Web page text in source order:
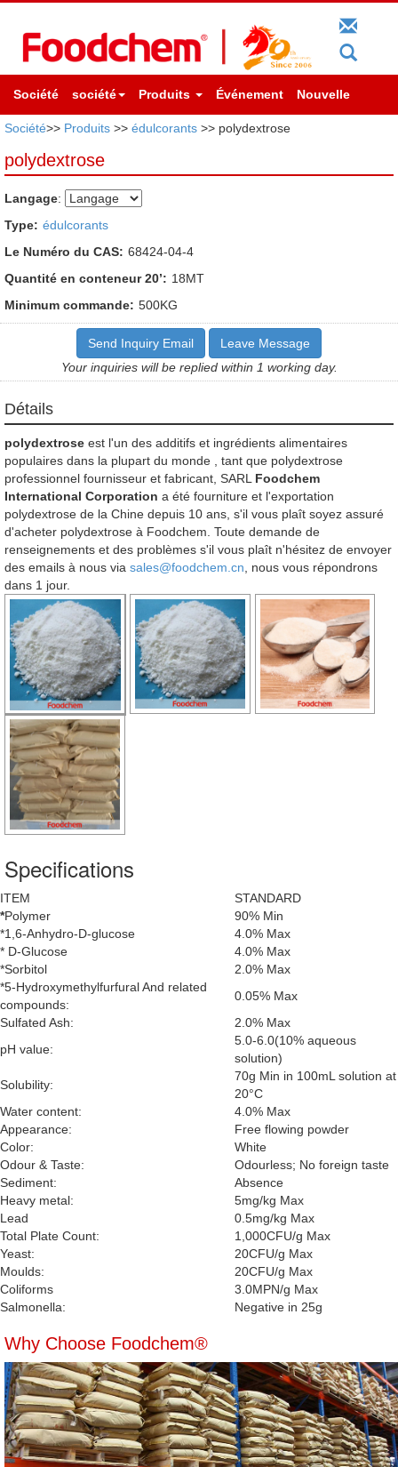
Société société Produits Événement Nouvelle
Société>> Produits >> édulcorants >> polydextrose
polydextrose
Langage:
Type: édulcorants
Le Numéro du CAS: 68424-04-4
Quantité en conteneur 20’: 18MT
Minimum commande: 500KG
Send Inquiry Email
Leave Message
Your inquiries will be replied within 1 working day.
Détails
polydextrose est l'un des additifs et ingrédients alimentaires
populaires dans la plupart du monde , tant que polydextrose
professionnel fournisseur et fabricant, SARL Foodchem
International Corporation a été fourniture et l'exportation
polydextrose de la Chine depuis 10 ans, s'il vous plaît soyez assuré
d'acheter polydextrose à Foodchem. Toute demande de
renseignements et des problèmes s'il vous plaît n'hésitez de envoyer
des emails à nous via sales@foodchem.cn , nous vous répondrons
dans 1 jour.
Specifications
ITEM
STANDARD
*Polymer
90% Min
*1,6-Anhydro-D-glucose
4.0% Max
* D-Glucose
4.0% Max
*Sorbitol
2.0% Max
*5-Hydroxymethylfurfural And related
compounds:
0.05% Max
Sulfated Ash:
2.0% Max
pH value:
5.0-6.0(10% aqueous
solution)
Solubility:
70g Min in 100mL solution at
20°C
Water content:
4.0% Max
Appearance:
Free flowing powder
Color:
White
Odour & Taste:
Odourless; No foreign taste
Sediment:
Absence
Heavy metal:
5mg/kg Max
Lead
0.5mg/kg Max
Total Plate Count:
1,000CFU/g Max
Yeast:
20CFU/g Max
Moulds:
20CFU/g Max
Coliforms
3.0MPN/g Max
Salmonella:
Negative in 25g
Why Choose Foodchem®